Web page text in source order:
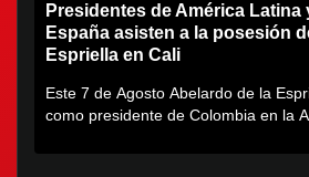
Presidentes de América Latina
España asisten a la posesión
Espriella en Cali
Este 7 de Agosto Abelardo de la
como presidente de Colombia en la